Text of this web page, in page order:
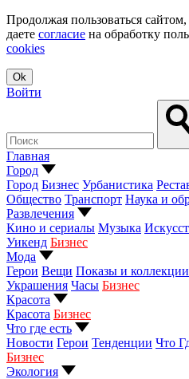
Продолжая пользоваться
даете согласие на обработку
cookies
Ok
Войти
Главная
Город
Развлечения
Мода
Красота
Что где есть
Экология
Здоровье
Образ жизни
Дизайн Путешествия Авто
Бизнес
Светская хроника
Бизнес
Журнал
Проекты Собака.ru
Ваш город: Ростов-на-Дону